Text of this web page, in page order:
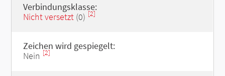
Verbindungsklasse:
Nicht versetzt(0) [2]
Zeichen wird gespiegelt:
Nein [2]